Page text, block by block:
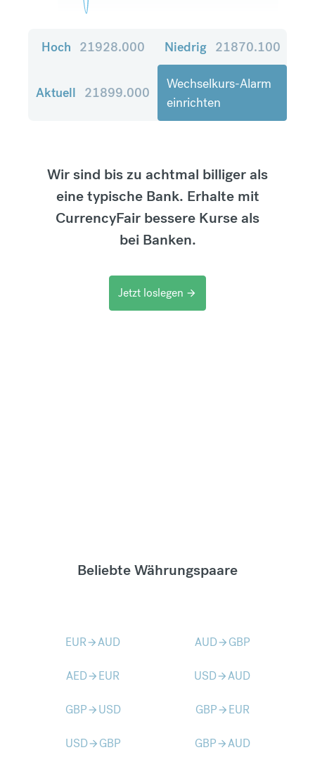
Hoch 21928.000 Niedrig 21870.100
Aktuell 21899.000
Wechselkurs-Alarm
einrichten
Wir sind bis zu achtmal billiger als
eine typische Bank. Erhalte mit
CurrencyFair bessere Kurse als
bei Banken.
Jetzt loslegen arrow_forward
Beliebte Währungspaare
EURarrow_forwardAUD AUDarrow_forward GBP
AEDarrow_forward EUR USDarrow_forwardAUD
GBParrow_forward USD GBParrow_forward EUR
USDarrow_forward GBP GBParrow_forwardAUD